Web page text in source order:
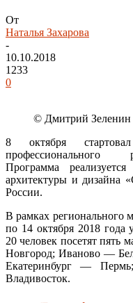
От
Наталья Захарова
-
10.10.2018
1233
0
© Дмитрий Зеленин
8 октября
Программа
архитектуры и дизайна
России.
В рамках регионального
по 14 октября 2018 года
20 человек посетят
Новгород; Иваново —
Екатеринбург —
Владивосток.